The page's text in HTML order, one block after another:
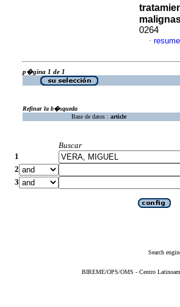
0264
·
p�gina 1 de 1
Refinar la b�squeda
Base de datos : article
Buscar
1
2
3
Search
BIREME/OPS/OMS - Centro